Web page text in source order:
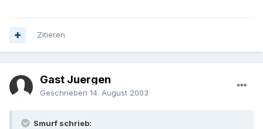
Zitieren
Gast Juergen
Geschrieben 14. August 2003
Smurf schrieb: